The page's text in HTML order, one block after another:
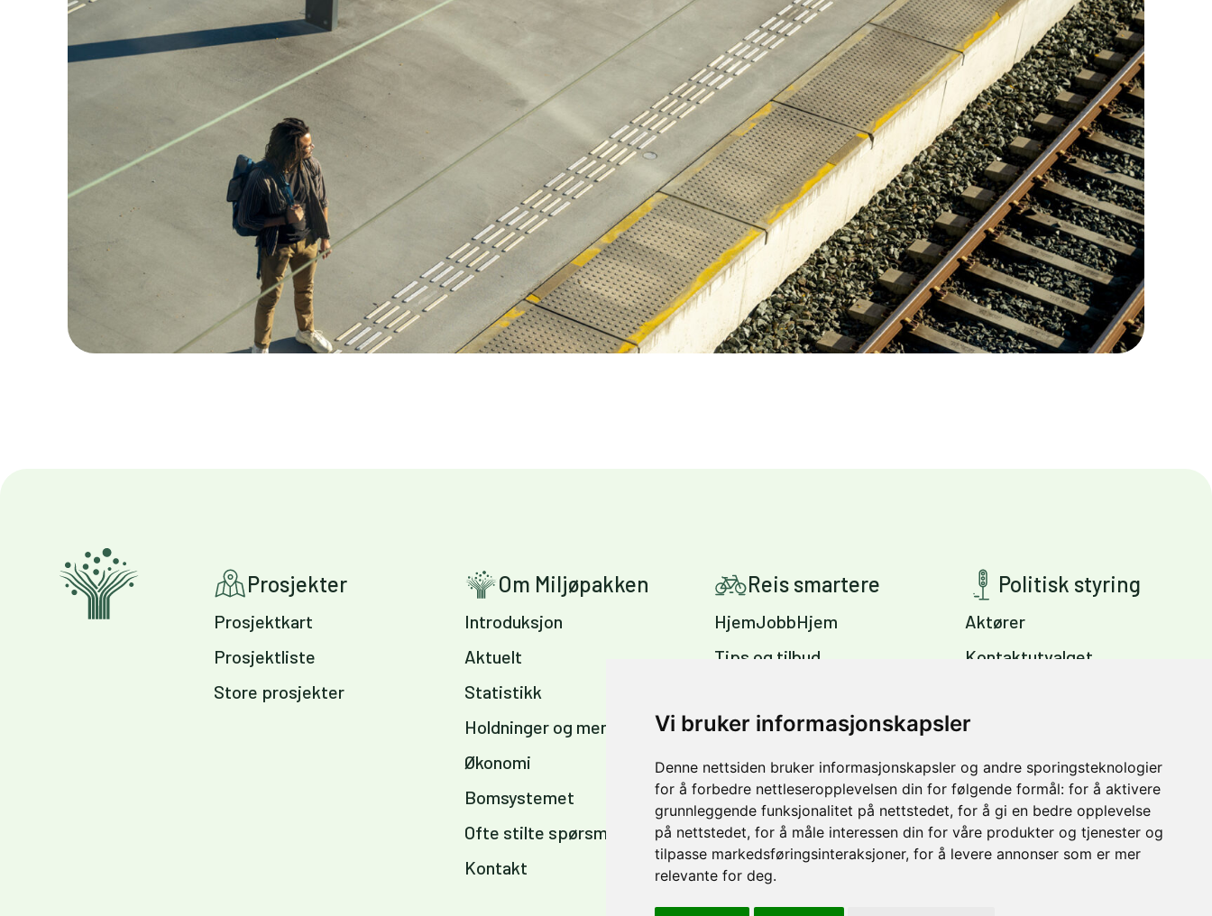
Vi bruker informasjonskapsler
Denne nettsiden bruker informasjonskapsler og andre sporingsteknologier
for å forbedre nettleseropplevelsen din for følgende formål: for å aktivere
grunnleggende funksjonalitet på nettstedet, for å gi en bedre opplevelse
på nettstedet, for å måle interessen din for våre produkter og tjenester og
tilpasse markedsføringsinteraksjoner, for å levere annonser som er mer
relevante for deg.
Prosjekter
Prosjektkart
Prosjektliste
Store prosjekter
Om Miljøpakken
Introduksjon
Aktuelt
Statistikk
Holdninger og meninger
Økonomi
Bomsystemet
Ofte stilte spørsmål
Kontakt
Reis smartere
HjemJobbHjem
Tips og tilbud
arbeidsplass
sommer og vinter
Politisk styring
Aktører
Kontaktutvalget
Miljøpakkens mål